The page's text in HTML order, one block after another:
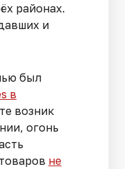
районах.
и
был
в
возник
огонь
не